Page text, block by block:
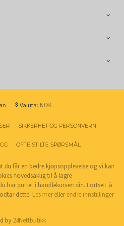
Valuta: NOK
SIKKERHET OG PERSONVERN
OFTE STILTE SPØRSMÅL
du får en bedre kjøpsopplevelse og vi kan
hovedsaklig til å lagre
har puttet i handlekurven din. Fortsett å
dette. Les merellerendre innstillinger
by 24Nettbutikk